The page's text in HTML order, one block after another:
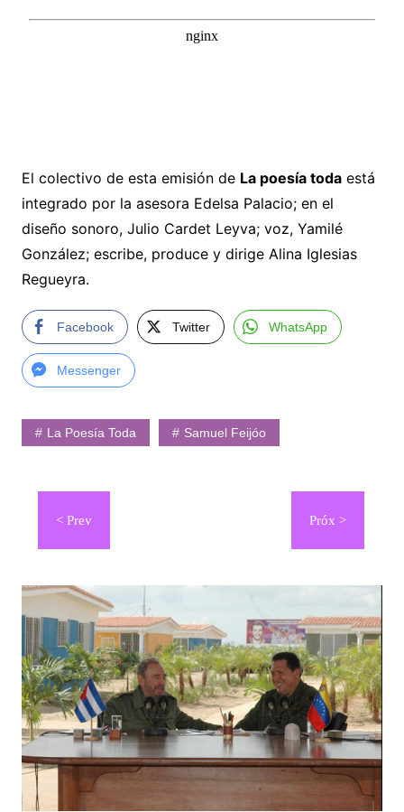
El colectivo de esta emisión de La poesía todaestá
integrado por la asesora Edelsa Palacio; en el
diseño sonoro, Julio Cardet Leyva; voz, Yamilé
González; escribe, produce y dirige Alina Iglesias
Regueyra.
Facebook Twitter WhatsApp
Messenger
La Poesía Toda Samuel Feijóo
Navegación
entradas